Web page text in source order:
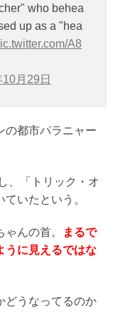
who behea
up as a "hea
A8
月29日
の都市パラニャー
、「トリック・オ
いたという。
んの首。
まるで
うに見えるではな
どうなってるのか